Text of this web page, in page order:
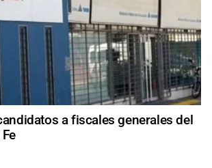
a fiscales generales del